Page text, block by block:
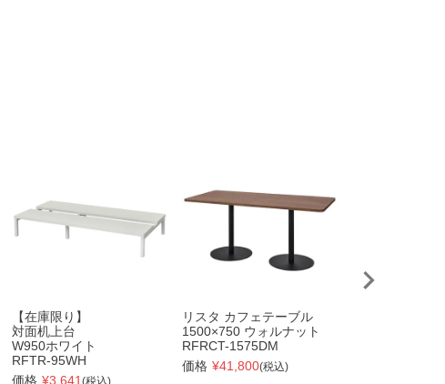
【在庫限り】
対面机上台
W950ホワイト
RFTR-95WH
価格 ¥3,641
リスタ カフェテーブル
1500×750 ウォルナット
RFRCT-1575DM
価格 ¥41,800(税込)